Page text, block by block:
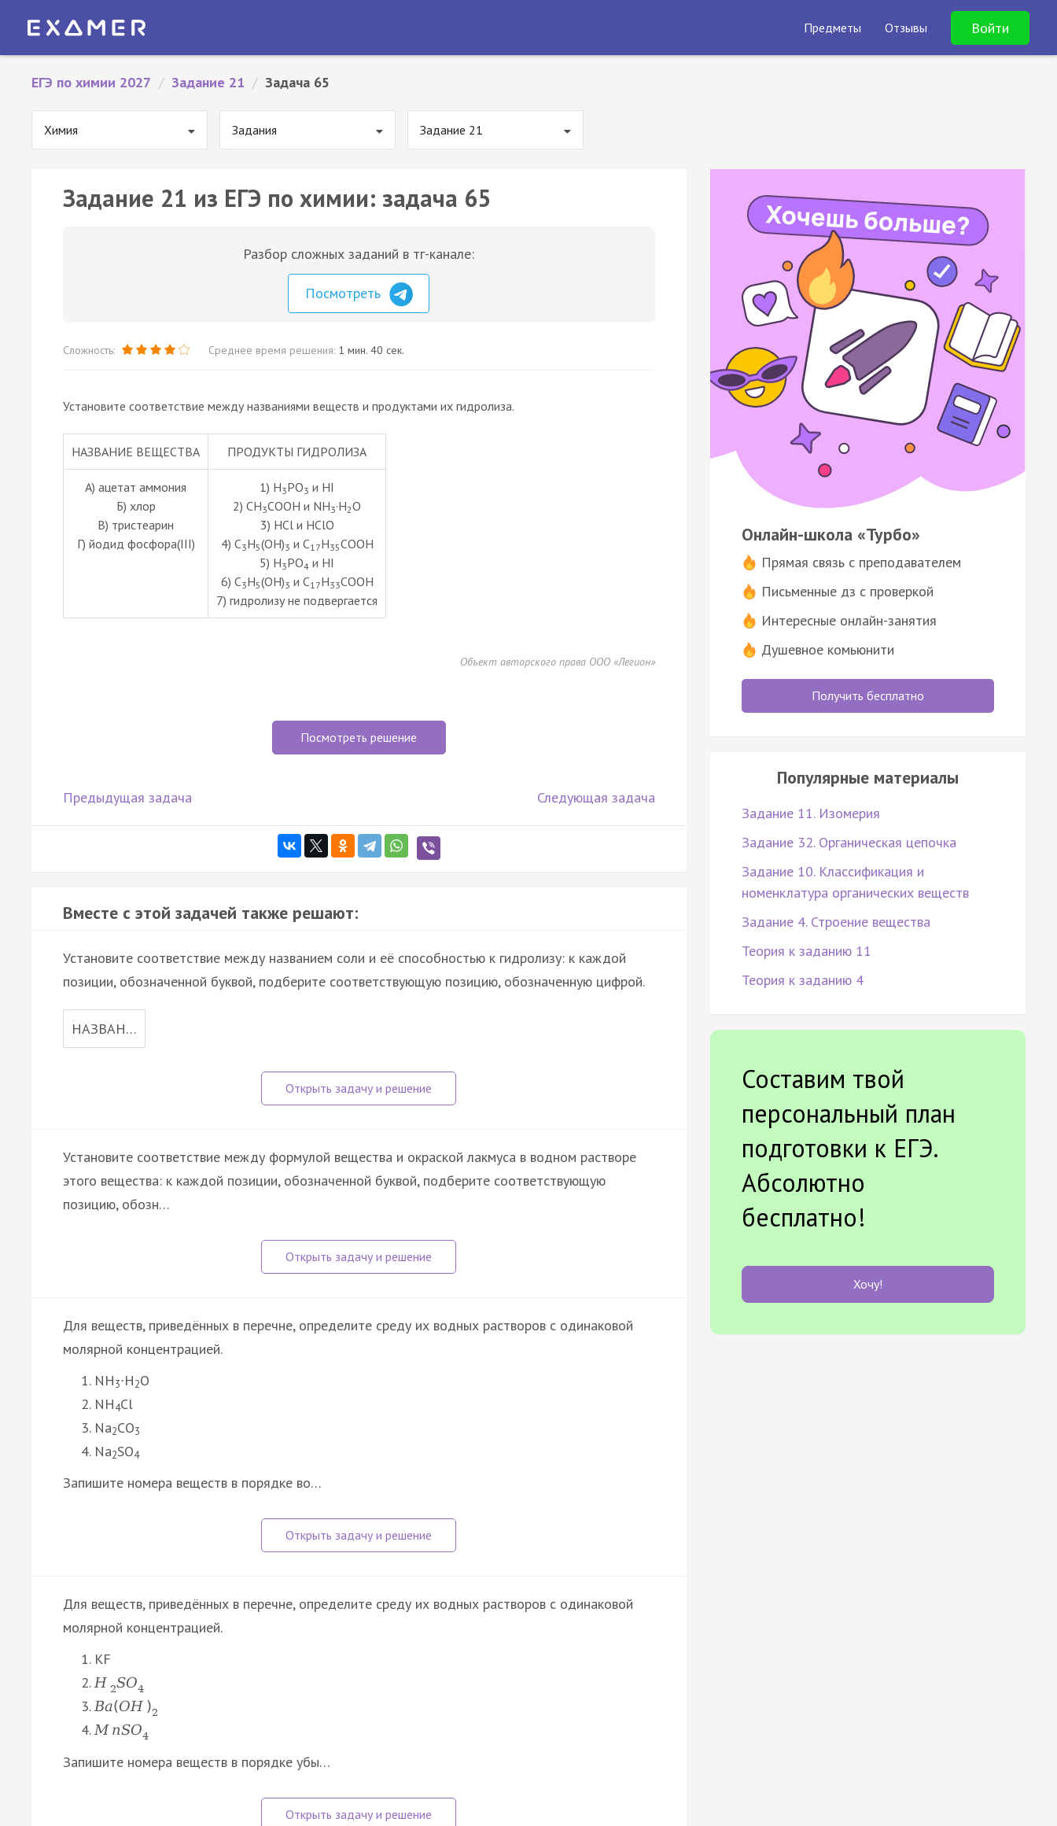
Предметы Отзывы Войти
ЕГЭ по химии 2027 / Задание 21 / Задача 65
Химия Задания Задание 21
Задание 21 из ЕГЭ по химии: задача 65
Разбор сложных заданий в тг-канале:
Посмотреть
Сложность: Среднее время решения: 1 мин. 40 сек.
Установите соответствие между названиями веществ и продуктами их гидролиза.
НАЗВАНИЕ ВЕЩЕСТВА ПРОДУКТЫ ГИДРОЛИЗА
А) ацетат аммония
Б) хлор
В) тристеарин
Г) йодид фосфора(III)
1) H3PO3 и HI
2) CH3COOH и NH3·H2O
3) HCl и HClO
4) C3H5(OH)3 и C17H35COOH
5) H3PO4 и HI
6) C3H5(OH)3 и C17H33COOH
7) гидролизу не подвергается
Объект авторского права ООО «Легион»
Посмотреть решение
Предыдущая задача Следующая задача
Вместе с этой задачей также решают:
Установите соответствие между названием соли и её способностью к гидролизу: к каждой
позиции, обозначенной буквой, подберите соответствующую позицию, обозначенную цифрой.
НАЗВАН…
Установите соответствие между формулой вещества и окраской лакмуса в водном растворе
этого вещества: к каждой позиции, обозначенной буквой, подберите соответствующую
позицию, обозн…
Для веществ, приведённых в перечне, определите среду их водных растворов с одинаковой
молярной концентрацией.
NH3∙H2O
NH4Cl
Na2CO3
Na2SO4
Запишите номера веществ в порядке во…
Для веществ, приведённых в перечне, определите среду их водных растворов с одинаковой
молярной концентрацией.
KF
H 2SO4
Ba(OH )2
M nSO4
Запишите номера веществ в порядке убы…
Онлайн-школа «Турбо»
Прямая связь с преподавателем
Письменные дз с проверкой
Интересные онлайн-занятия
Душевное комьюнити
Получить бесплатно
Популярные материалы
Задание 11. Изомерия
Задание 32. Органическая цепочка
Задание 10. Классификация и
номенклатура органических веществ
Задание 4. Строение вещества
Теория к заданию 11
Теория к заданию 4
Составим твой
персональный план
подготовки к ЕГЭ.
Абсолютно
бесплатно!
Хочу!